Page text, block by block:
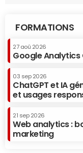
FORMATIONS
27 aoû 2026
Google Analytics
03 sep 2026
ChatGPT et IA
et usages
21 sep 2026
Web analytics :
marketing